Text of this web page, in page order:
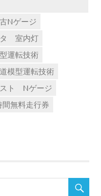
Nゲージ
室内灯
運転技術
模型運転技術
ト Nゲージ
間無料走行券